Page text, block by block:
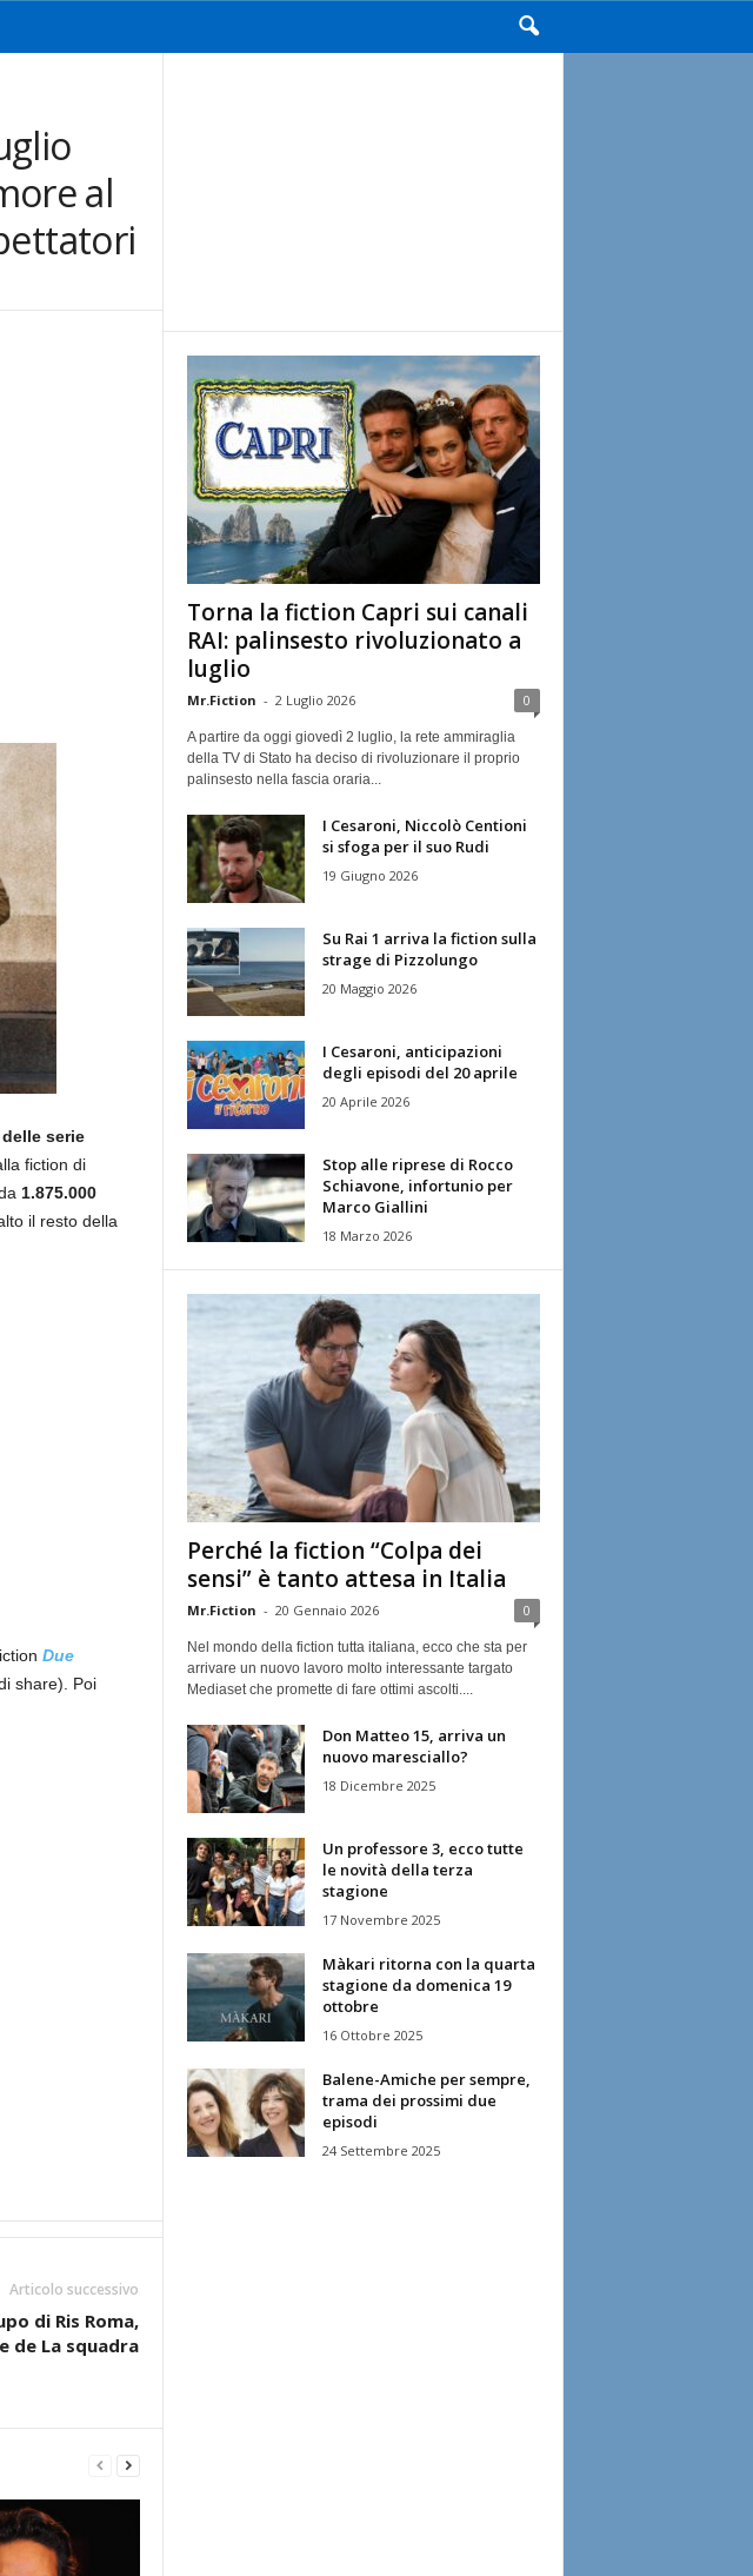
al
serie
fiction di
1.875.000
il resto della
Due
share). Poi
Articolo successivo
di Ris Roma,
de La squadra
Torna la fiction Capri sui canali
RAI: palinsesto rivoluzionato a
luglio
Mr.Fiction - 2 Luglio 2026 0
A partire da oggi giovedì 2 luglio, la rete ammiraglia
della TV di Stato ha deciso di rivoluzionare il proprio
palinsesto nella fascia oraria...
I Cesaroni, Niccolò Centioni
si sfoga per il suo Rudi
19 Giugno 2026
Su Rai 1 arriva la fiction sulla
strage di Pizzolungo
20 Maggio 2026
I Cesaroni, anticipazioni
degli episodi del 20 aprile
20 Aprile 2026
Stop alle riprese di Rocco
Schiavone, infortunio per
Marco Giallini
18 Marzo 2026
Perché la fiction “Colpa dei
sensi” è tanto attesa in Italia
Mr.Fiction - 20 Gennaio 2026 0
Nel mondo della fiction tutta italiana, ecco che sta per
arrivare un nuovo lavoro molto interessante targato
Mediaset che promette di fare ottimi ascolti....
Don Matteo 15, arriva un
nuovo maresciallo?
18 Dicembre 2025
Un professore 3, ecco tutte
le novità della terza
stagione
17 Novembre 2025
Màkari ritorna con la quarta
stagione da domenica 19
ottobre
16 Ottobre 2025
Balene-Amiche per sempre,
trama dei prossimi due
episodi
24 Settembre 2025